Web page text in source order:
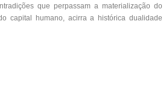
que perpassam a materialização do
capital humano, acirra a histórica dualidade